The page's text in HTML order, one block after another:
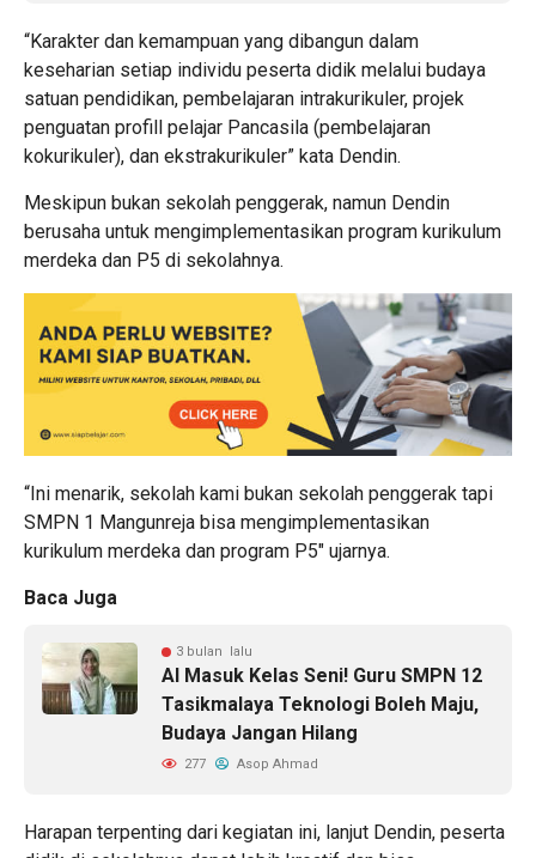
“Karakter dan kemampuan yang dibangun dalam
keseharian setiap individu peserta didik melalui budaya
satuan pendidikan, pembelajaran intrakurikuler, projek
penguatan profill pelajar Pancasila (pembelajaran
kokurikuler), dan ekstrakurikuler” kata Dendin.
Meskipun bukan sekolah penggerak, namun Dendin
berusaha untuk mengimplementasikan program kurikulum
merdeka dan P5 di sekolahnya.
“Ini menarik, sekolah kami bukan sekolah penggerak tapi
SMPN 1 Mangunreja bisa mengimplementasikan
kurikulum merdeka dan program P5″ ujarnya.
Baca Juga
3 bulan lalu
AI Masuk Kelas Seni! Guru SMPN 12
Tasikmalaya Teknologi Boleh Maju,
Budaya Jangan Hilang
277 Asop Ahmad
Harapan terpenting dari kegiatan ini, lanjut Dendin, peserta